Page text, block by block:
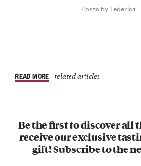
Posts by Federica
READ MORE related articles
Be the first to discover all
receive our exclusive
gift! Subscribe to the